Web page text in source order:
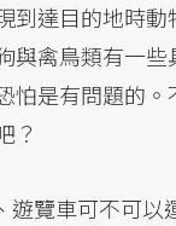
達目的地時
禽鳥類有一
是有問題的
？
遊覽車可不可